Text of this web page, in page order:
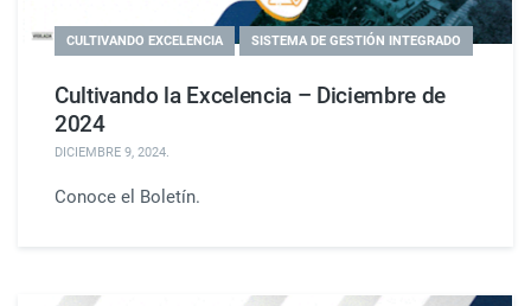
CULTIVANDO EXCELENCIA SISTEMA DE GESTIÓN INTEGRADO
Cultivando la Excelencia – Diciembre de
2024
DICIEMBRE 9, 2024.
Conoce el Boletín.